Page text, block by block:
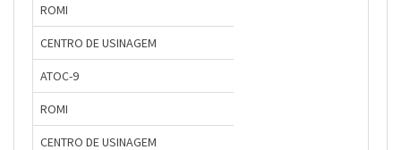
ROMI
CENTRO DE USINAGEM
ATOC-9
ROMI
CENTRO DE USINAGEM